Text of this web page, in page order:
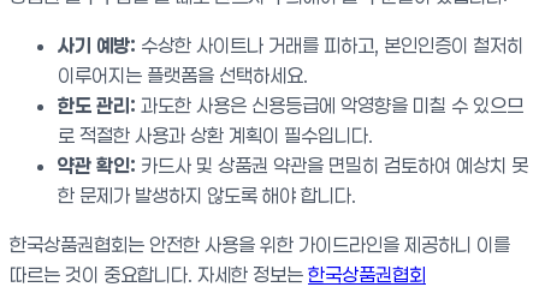
사기 예방: 수상한 사이트나 거래를 피하고, 본인인증이 철저히
이루어지는 플랫폼을 선택하세요.
한도 관리: 과도한 사용은 신용등급에 악영향을 미칠 수 있으므
로 적절한 사용과 상환 계획이 필수입니다.
약관 확인: 카드사 및 상품권 약관을 면밀히 검토하여 예상치 못
한 문제가 발생하지 않도록 해야 합니다.
한국상품권협회는 안전한 사용을 위한 가이드라인을 제공하니 이를
따르는 것이 중요합니다. 자세한 정보는 한국상품권협회